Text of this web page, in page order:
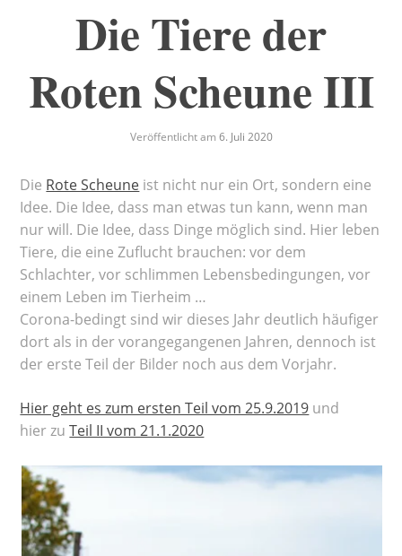
Die Tiere der
Roten Scheune III
Veröffentlicht am 6. Juli 2020
Die Rote Scheune ist nicht nur ein Ort, sondern eine
Idee. Die Idee, dass man etwas tun kann, wenn man
nur will. Die Idee, dass Dinge möglich sind. Hier leben
Tiere, die eine Zuflucht brauchen: vor dem
Schlachter, vor schlimmen Lebensbedingungen, vor
einem Leben im Tierheim …
Corona-bedingt sind wir dieses Jahr deutlich häufiger
dort als in der vorangegangenen Jahren, dennoch ist
der erste Teil der Bilder noch aus dem Vorjahr.
Hier geht es zum ersten Teil vom 25.9.2019 und
hier zuTeil II vom 21.1.2020